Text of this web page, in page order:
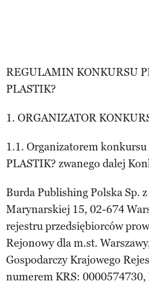
REGULAMIN KONKURSU
PLASTIK?
1. ORGANIZATOR
1.1. Organizatorem
PLASTIK? zwanego dalej
Burda Publishing Polska Sp.
Marynarskiej 15, 02-674
rejestru przedsiębiorców
Rejonowy dla m.st.
Gospodarczy Krajowego
numerem KRS: